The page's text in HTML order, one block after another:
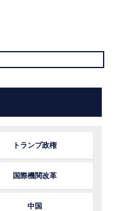
トランプ政権
国際機関改革
中国